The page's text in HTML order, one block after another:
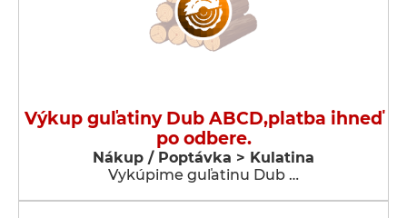
Výkup guľatiny Dub ABCD,platba ihneď
po odbere.
Nákup / Poptávka > Kulatina
Vykúpime guľatinu Dub …